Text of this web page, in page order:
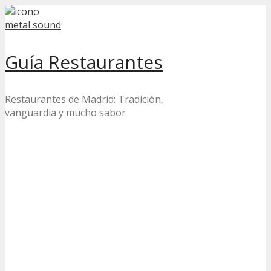
Skip
to
Guía Restaurantes
Restaurantes de Madrid: Tradición,
vanguardia y mucho sabor